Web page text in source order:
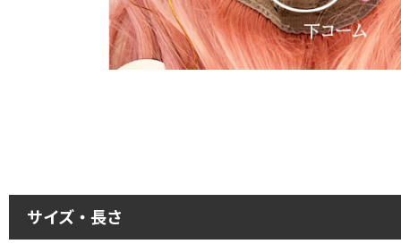
サイズ・長さ